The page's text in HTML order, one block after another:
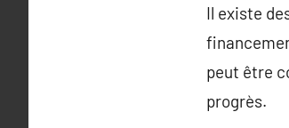
Il existe
peut être
progrès.